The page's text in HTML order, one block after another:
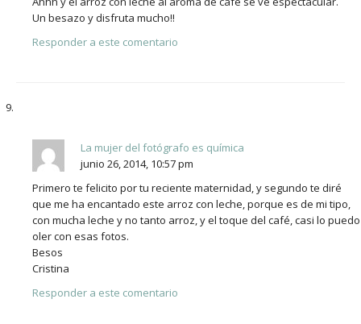
Un besazo y disfruta mucho!!
Responder a este comentario
La mujer del fotógrafo es química
junio 26, 2014, 10:57 pm
Primero te felicito por tu reciente maternidad, y segundo te diré
que me ha encantado este arroz con leche, porque es de mi tipo,
con mucha leche y no tanto arroz, y el toque del café, casi lo puedo
oler con esas fotos.
Besos
Cristina
Responder a este comentario